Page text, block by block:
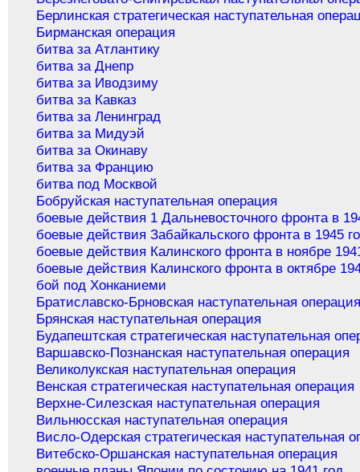
Берлинская стратегическая наступательная
Бирманская операция
битва за Атлантику
битва за Днепр
битва за Иводзиму
битва за Кавказ
битва за Ленинград
битва за Мидуэй
битва за Окинаву
битва за Францию
битва под Москвой
Бобруйская наступательная операция
боевые действия 1 Дальневосточного фронта в
боевые действия Забайкальского фронта в 1945
боевые действия Калинского фронта в ноябре
боевые действия Калинского фронта в октябре
бой под Хонканиеми
Братиславско-Брновская наступательная
Брянская наступательная операция
Будапештская стратегическая наступательная
Варшавско-Познанская наступательная операция
Великолукская наступательная операция
Венская стратегическая наступательная операция
Верхне-Силезская наступательная операция
Вильнюсская наступательная операция
Висло-Одерская стратегическая наступательная
Витебско-Оршанская наступательная операция